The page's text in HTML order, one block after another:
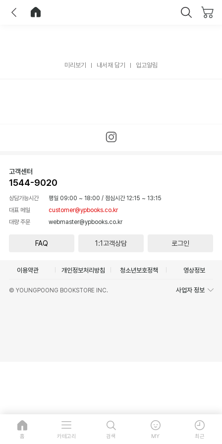
미리보기 내서재 담기 입고알림
고객센터
1544-9020
상담가능시간 평일 09:00 ~ 18:00 / 점심시간 12:15 ~ 13:15
대표 메일
customer@ypbooks.co.kr
대량 주문
webmaster@ypbooks.co.kr
FAQ 1:1고객상담 로그인
이용약관 개인정보처리방침 청소년보호정책 영상정보
© YOUNGPOONG BOOKSTORE INC. 사업자 정보
홈 카테고리 검색 MY 최근